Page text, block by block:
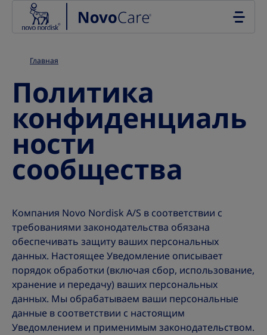
Go to the page content
Главная
Политика
конфиденциаль
ности
сообщества
Компания Novo Nordisk A/S в соответствии с
требованиями законодательства обязана
обеспечивать защиту ваших персональных
данных. Настоящее Уведомление описывает
порядок обработки (включая сбор, использование,
хранение и передачу) ваших персональных
данных. Мы обрабатываем ваши персональные
данные в соответствии с настоящим
Уведомлением и применимым законодательством.